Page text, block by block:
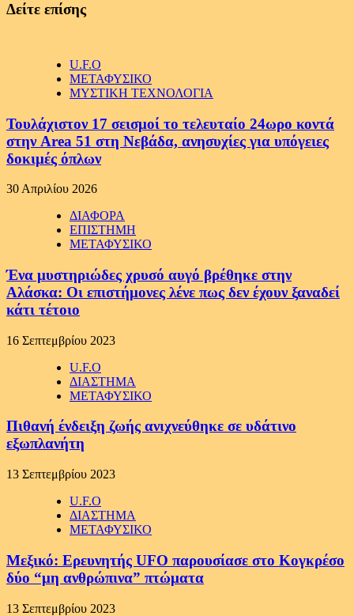
Δείτε επίσης
U.F.O
ΜΕΤΑΦΥΣΙΚΟ
ΜΥΣΤΙΚΗ ΤΕΧΝΟΛΟΓΙΑ
Τουλάχιστον 17 σεισμοί το τελευταίο 24ωρο κοντά
στην Area 51 στη Νεβάδα, ανησυχίες για υπόγειες
δοκιμές όπλων
30 Απριλίου 2026
ΔΙΑΦΟΡΑ
ΕΠΙΣΤΗΜΗ
ΜΕΤΑΦΥΣΙΚΟ
Ένα μυστηριώδες χρυσό αυγό βρέθηκε στην
Αλάσκα: Οι επιστήμονες λένε πως δεν έχουν ξαναδεί
κάτι τέτοιο
16 Σεπτεμβρίου 2023
U.F.O
ΔΙΑΣΤΗΜΑ
ΜΕΤΑΦΥΣΙΚΟ
Πιθανή ένδειξη ζωής ανιχνεύθηκε σε υδάτινο
εξωπλανήτη
13 Σεπτεμβρίου 2023
U.F.O
ΔΙΑΣΤΗΜΑ
ΜΕΤΑΦΥΣΙΚΟ
Μεξικό: Ερευνητής UFO παρουσίασε στο Κογκρέσο
δύο “μη ανθρώπινα” πτώματα
13 Σεπτεμβρίου 2023